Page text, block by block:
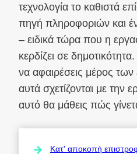
τεχνολογία το καθιστά
πηγή πληροφοριών και
– ειδικά τώρα που η
κερδίζει σε
να αφαιρέσεις μέρος
αυτά σχετίζονται με την
αυτό θα μάθεις πώς
Κατ' αποκοπή